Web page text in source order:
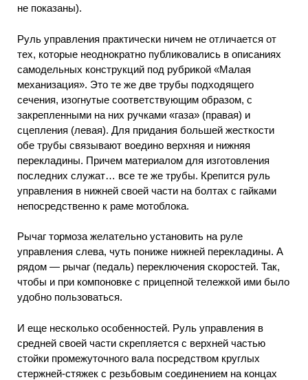
не показаны).
Руль управления практически ничем не отличается от
тех, которые неоднократно публиковались в описаниях
самодельных конструкций под рубрикой «Малая
механизация». Это те же две трубы подходящего
сечения, изогнутые соответствующим образом, с
закрепленными на них ручками «газа» (правая) и
сцепления (левая). Для придания большей жесткости
обе трубы связывают воедино верхняя и нижняя
перекладины. Причем материалом для изготовления
последних служат… все те же трубы. Крепится руль
управления в нижней своей части на болтах с гайками
непосредственно к раме мотоблока.
Рычаг тормоза желательно установить на руле
управления слева, чуть пониже нижней перекладины. А
рядом — рычаг (педаль) переключения скоростей. Так,
чтобы и при компоновке с прицепной тележкой ими было
удобно пользоваться.
И еще несколько особенностей. Руль управления в
средней своей части скрепляется с верхней частью
стойки промежуточного вала посредством круглых
стержней-стяжек с резьбовым соединением на концах